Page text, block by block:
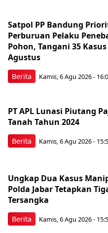
Berita
Satpol PP Bandung
Perburuan Pelaku
Pohon, Tangani 35
Agustus
Kamis, 6 Agu 2026 -
Berita
PT APL Lunasi Piutang
Tanah Tahun 2024
Kamis, 6 Agu 2026 -
Berita
Ungkap Dua Kasus
Polda Jabar Tetapkan
Tersangka
Kamis, 6 Agu 2026 -